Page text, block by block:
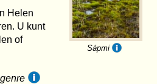
Sápmi
Helen
U kunt
of